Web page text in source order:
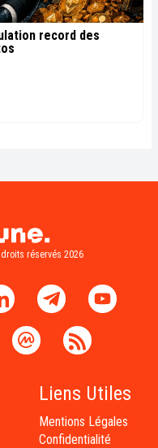
record des
réservés 2026
Liens Utiles
Mentions Légales
Confidentialité